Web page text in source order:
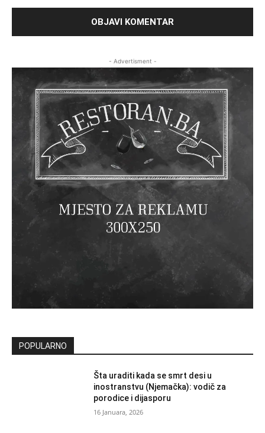
- Advertisment -
POPULARNO
Šta uraditi kada se smrt desi u
inostranstvu (Njemačka): vodič za
porodice i dijasporu
16 Januara, 2026